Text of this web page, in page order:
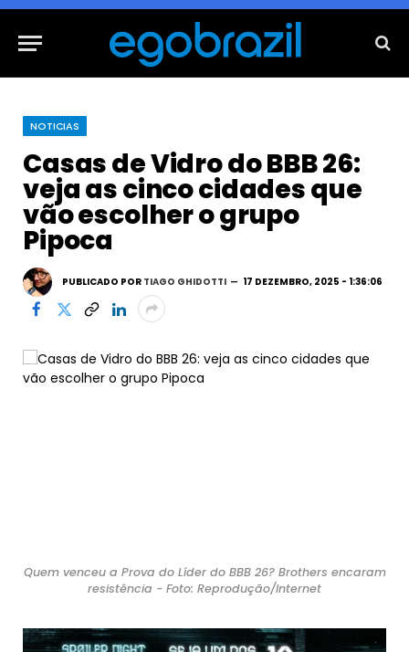
NOTICIAS
Casas de Vidro do BBB 26:
veja as cinco cidades que
vão escolher o grupo
Pipoca
PUBLICADO POR TIAGO GHIDOTTI 17 DEZEMBRO, 2025 - 1:36:06
Quem venceu a Prova do Líder do BBB 26? Brothers encaram
resistência - Foto: Reprodução/Internet